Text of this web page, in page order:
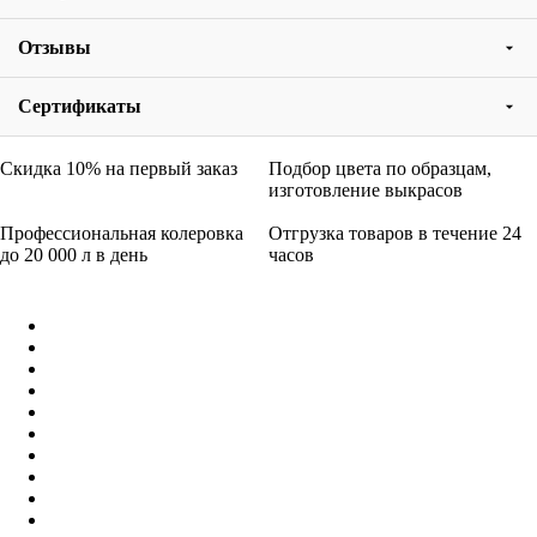
Отзывы
Сертификаты
Скидка 10% на первый заказ
Подбор цвета по образцам,
изготовление выкрасов
Профессиональная колеровка
до 20 000 л в день
Отгрузка товаров в течение 24
часов